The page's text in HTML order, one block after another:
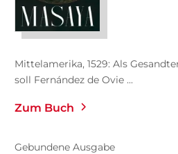
Mittelamerika, 1529: Als
soll Fernández de Ovie ...
Zum Buch
Gebundene Ausgabe